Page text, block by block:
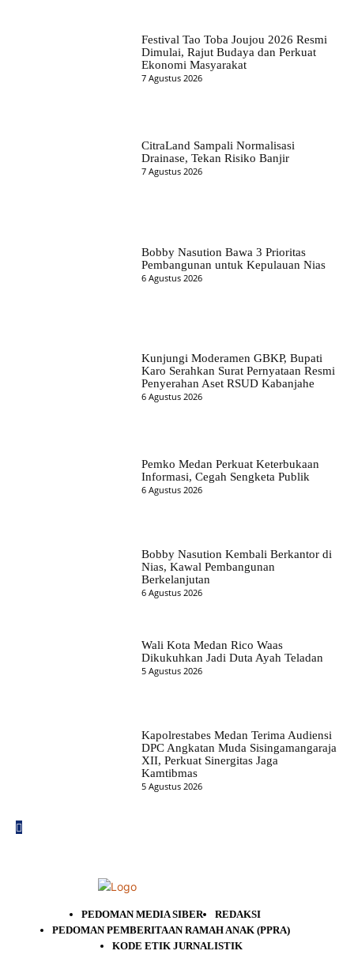
Festival Tao Toba Joujou 2026 Resmi
Dimulai, Rajut Budaya dan Perkuat
Ekonomi Masyarakat
7 Agustus 2026
CitraLand Sampali Normalisasi
Drainase, Tekan Risiko Banjir
7 Agustus 2026
Bobby Nasution Bawa 3 Prioritas
Pembangunan untuk Kepulauan Nias
6 Agustus 2026
Kunjungi Moderamen GBKP, Bupati
Karo Serahkan Surat Pernyataan Resmi
Penyerahan Aset RSUD Kabanjahe
6 Agustus 2026
Pemko Medan Perkuat Keterbukaan
Informasi, Cegah Sengketa Publik
6 Agustus 2026
Bobby Nasution Kembali Berkantor di
Nias, Kawal Pembangunan
Berkelanjutan
6 Agustus 2026
Wali Kota Medan Rico Waas
Dikukuhkan Jadi Duta Ayah Teladan
5 Agustus 2026
Kapolrestabes Medan Terima Audiensi
DPC Angkatan Muda Sisingamangaraja
XII, Perkuat Sinergitas Jaga
Kamtibmas
5 Agustus 2026
PEDOMAN MEDIA SIBER
REDAKSI
PEDOMAN PEMBERITAAN RAMAH ANAK (PPRA)
KODE ETIK JURNALISTIK